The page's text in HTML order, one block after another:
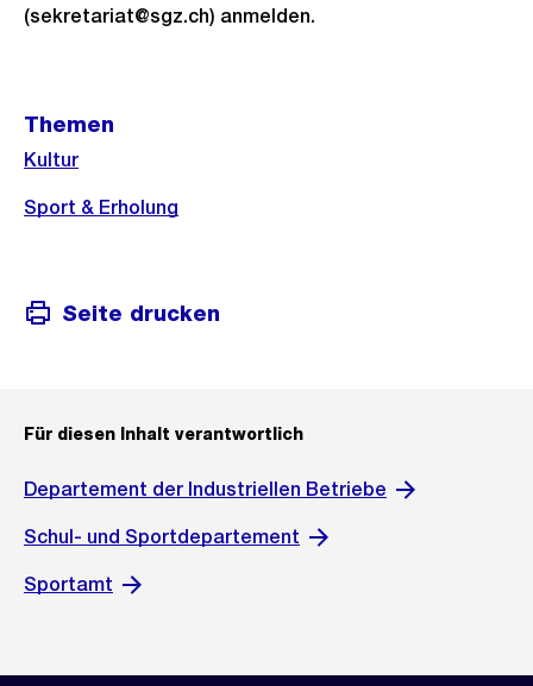
(sekretariat@sgz.ch) anmelden.
Informationen
Themen
Kultur
Sport & Erholung
Seite drucken
Für diesen Inhalt verantwortlich
Departement der Industriellen Betriebe
Schul- und Sportdepartement
Sportamt